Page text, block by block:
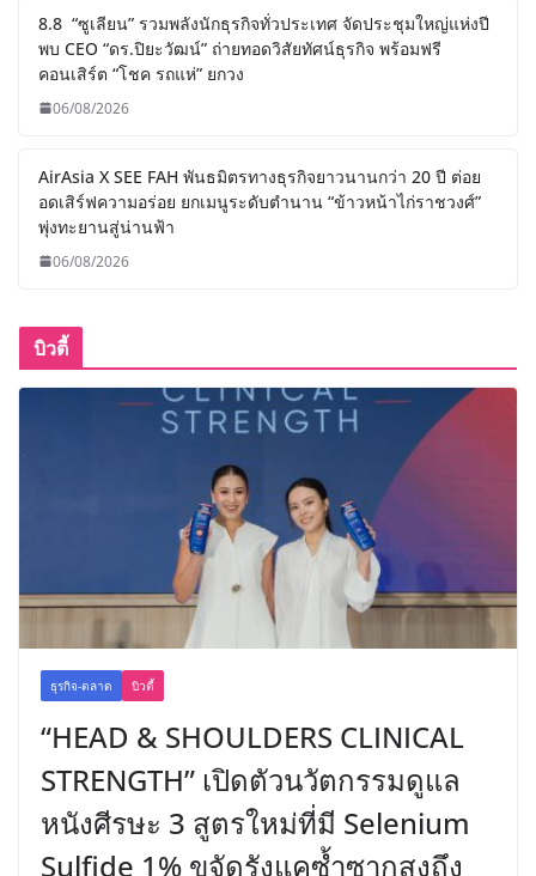
8.8 “ซูเลียน” รวมพลังนักธุรกิจทั่วประเทศ จัดประชุมใหญ่แห่งปี
พบ CEO “ดร.ปิยะวัฒน์” ถ่ายทอดวิสัยทัศน์ธุรกิจ พร้อมฟรี
คอนเสิร์ต “โชค รถแห่” ยกวง
06/08/2026
AirAsia X SEE FAH พันธมิตรทางธุรกิจยาวนานกว่า 20 ปี ต่อย
อดเสิร์ฟความอร่อย ยกเมนูระดับตำนาน “ข้าวหน้าไก่ราชวงศ์”
พุ่งทะยานสู่น่านฟ้า
06/08/2026
บิวตี้
ธุรกิจ-ตลาด บิวตี้
“HEAD & SHOULDERS CLINICAL
STRENGTH” เปิดตัวนวัตกรรมดูแล
หนังศีรษะ 3 สูตรใหม่ที่มี Selenium
Sulfide 1% ขจัดรังแคซ้ำซากสูงถึง